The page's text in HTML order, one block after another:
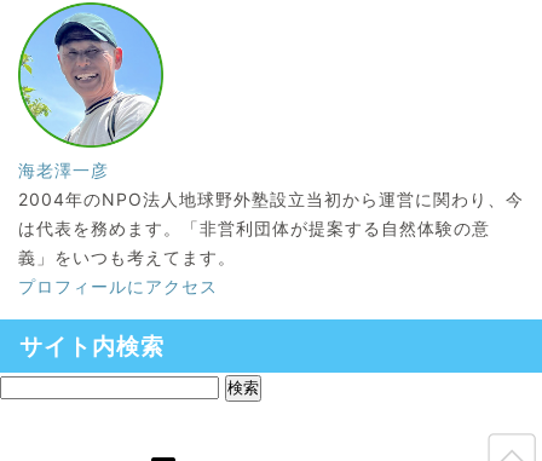
海老澤一彦
2004年のNPO法人地球野外塾設立当初から運営に関わり、今
は代表を務めます。「非営利団体が提案する自然体験の意
義」をいつも考えてます。
プロフィールにアクセス
サイト内検索